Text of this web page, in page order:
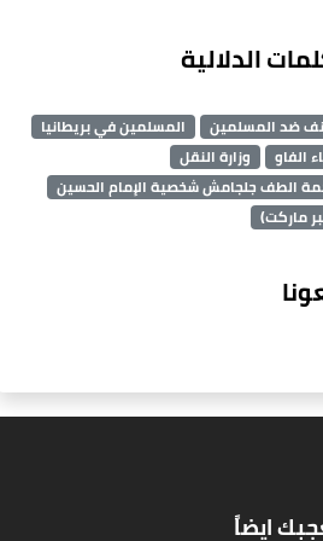
الدلالية
ضد المسلمين
المسلمين في بريطانيا
الفاو
وزارة النقل
الطف جلجامش شخصية الإمام الحسين
ماركت)
ايضاً